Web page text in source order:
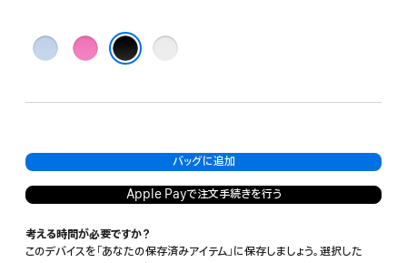
ブ
ル
ピ
ン
グ
バッグに追加
Apple Payで注文手続きを行う
考える時間が必要ですか？
このデバイスを「あなたの保存済みアイテム」に保存しましょう。選択した